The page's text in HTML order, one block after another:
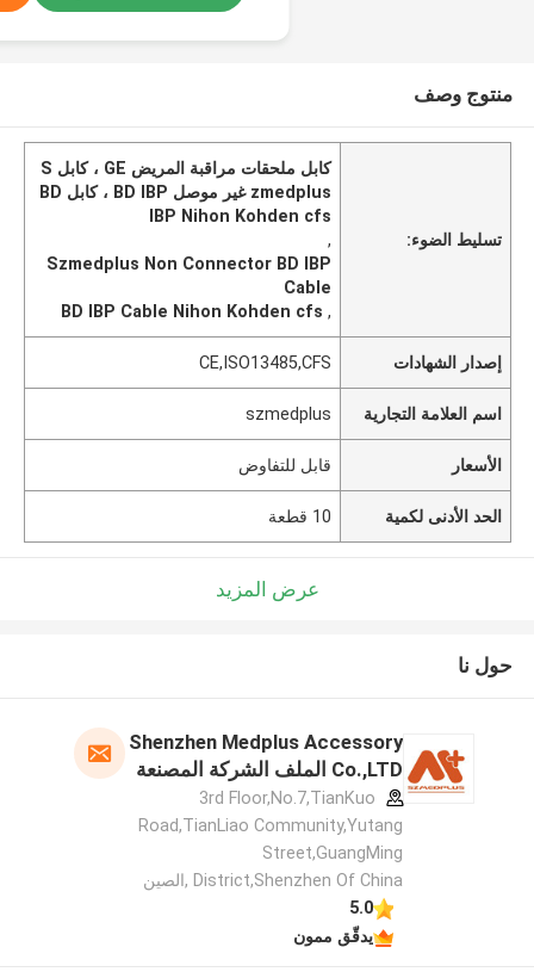
منتوج وصف
تسليط الضوء:
كابل ملحقات مراقبة المريض GE ، كابل S
zmedplus غير موصل BD IBP ، كابل BD
IBP Nihon Kohden cfs
,
Szmedplus Non Connector BD IBP
Cable
,
BD IBP Cable Nihon Kohden cfs
إصدار الشهادات CE,ISO13485,CFS
اسم العلامة التجارية szmedplus
الأسعار قابل للتفاوض
الحد الأدنى لكمية 10 قطعة
عرض المزيد
حول نا
Shenzhen Medplus Accessory
Co.,LTD الملف الشركة المصنعة
3rd Floor,No.7,TianKuo
Road,TianLiao Community,Yutang
Street,GuangMing
District,Shenzhen Of China ,الصين
5.0
يدقّق ممون